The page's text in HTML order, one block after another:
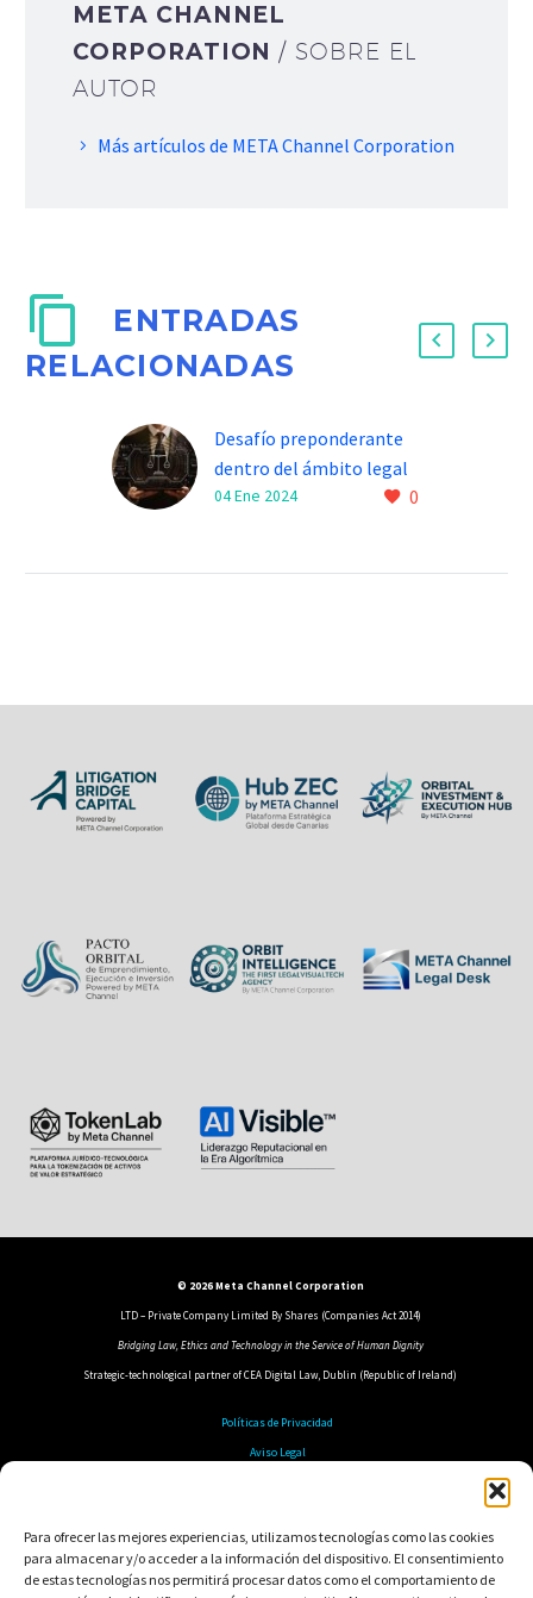
Para ofrecer las mejores experiencias, utilizamos tecnologías como las cookies
para almacenar y/o acceder a la información del dispositivo. El consentimiento
de estas tecnologías nos permitirá procesar datos como el comportamiento de
META CHANNEL
CORPORATION/ SOBRE EL
AUTOR
Más artículos de META Channel Corporation
ENTRADAS
RELACIONADAS
Desafío preponderante
dentro del ámbito legal
tecnológico en este 2024
0
04 Ene 2024
© 2026 Meta Channel Corporation
LTD – Private Company Limited By Shares (Companies Act 2014)
Bridging Law, Ethics and Technology in the Service of Human Dignity
Strategic-technological partner of CEA Digital Law, Dublin (Republic of Ireland)
Políticas de Privacidad
Aviso Legal